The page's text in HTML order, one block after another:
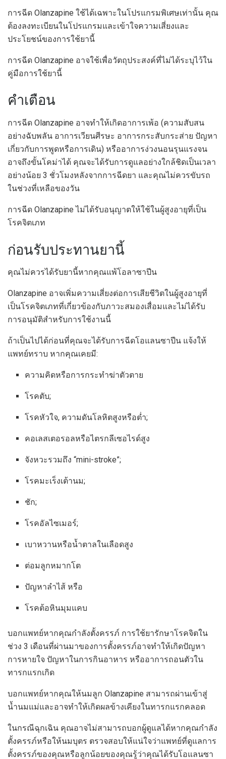
การฉีด Olanzapine ใช้ได้เฉพาะในโปรแกรมพิเศษเท่านั้น คุณ
ต้องลงทะเบียนในโปรแกรมและเข้าใจความเสี่ยงและ
ประโยชน์ของการใช้ยานี้
การฉีด Olanzapine อาจใช้เพื่อวัตถุประสงค์ที่ไม่ได้ระบุไว้ใน
คู่มือการใช้ยานี้
คำเตือน
การฉีด Olanzapine อาจทำให้เกิดอาการเพ้อ (ความสับสน
อย่างฉับพลัน อาการเวียนศีรษะ อาการกระสับกระส่าย ปัญหา
เกี่ยวกับการพูดหรือการเดิน) หรืออาการง่วงนอนรุนแรงจน
อาจถึงขั้นโคม่าได้ คุณจะได้รับการดูแลอย่างใกล้ชิดเป็นเวลา
อย่างน้อย 3 ชั่วโมงหลังจากการฉีดยา และคุณไม่ควรขับรถ
ในช่วงที่เหลือของวัน
การฉีด Olanzapine ไม่ได้รับอนุญาตให้ใช้ในผู้สูงอายุที่เป็น
โรคจิตเภท
ก่อนรับประทานยานี้
คุณไม่ควรได้รับยานี้หากคุณแพ้โอลาซาปีน
Olanzapine อาจเพิ่มความเสี่ยงต่อการเสียชีวิตในผู้สูงอายุที่
เป็นโรคจิตเภทที่เกี่ยวข้องกับภาวะสมองเสื่อมและไม่ได้รับ
การอนุมัติสำหรับการใช้งานนี้
ถ้าเป็นไปได้ก่อนที่คุณจะได้รับการฉีดโอแลนซาปีน แจ้งให้
แพทย์ทราบ หากคุณเคยมี:
ความคิดหรือการกระทำฆ่าตัวตาย
โรคตับ;
โรคหัวใจ, ความดันโลหิตสูงหรือต่ำ;
คอเลสเตอรอลหรือไตรกลีเซอไรด์สูง
จังหวะรวมถึง “mini-stroke”;
โรคมะเร็งเต้านม;
ชัก;
โรคอัลไซเมอร์;
เบาหวานหรือน้ำตาลในเลือดสูง
ต่อมลูกหมากโต
ปัญหาลำไส้ หรือ
โรคต้อหินมุมแคบ
บอกแพทย์หากคุณกำลังตั้งครรภ์ การใช้ยารักษาโรคจิตใน
ช่วง 3 เดือนที่ผ่านมาของการตั้งครรภ์อาจทำให้เกิดปัญหา
การหายใจ ปัญหาในการกินอาหาร หรืออาการถอนตัวใน
ทารกแรกเกิด
บอกแพทย์หากคุณให้นมลูก Olanzapine สามารถผ่านเข้าสู่
น้ำนมแม่และอาจทำให้เกิดผลข้างเคียงในทารกแรกคลอด
ในกรณีฉุกเฉิน คุณอาจไม่สามารถบอกผู้ดูแลได้หากคุณกำลัง
ตั้งครรภ์หรือให้นมบุตร ตรวจสอบให้แน่ใจว่าแพทย์ที่ดูแลการ
ตั้งครรภ์ของคุณหรือลูกน้อยของคุณรู้ว่าคุณได้รับโอแลนซา